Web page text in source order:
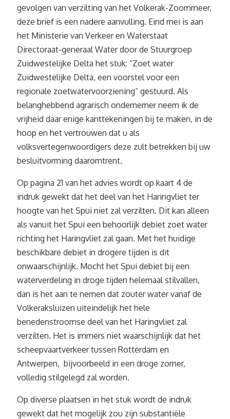
gevolgen van verzilting van het Volkerak-Zoommeer,
deze brief is een nadere aanvulling. Eind mei is aan
het Ministerie van Verkeer en Waterstaat
Directoraat-generaal Water door de Stuurgroep
Zuidwestelijke Delta het stuk: “Zoet water
Zuidwestelijke Delta, een voorstel voor een
regionale zoetwatervoorziening” gestuurd. Als
belanghebbend agrarisch ondernemer neem ik de
vrijheid daar enige kanttekeningen bij te maken, in de
hoop en het vertrouwen dat u als
volksvertegenwoordigers deze zult betrekken bij uw
besluitvorming daaromtrent.
Op pagina 21 van het advies wordt op kaart 4 de
indruk gewekt dat het deel van het Haringvliet ter
hoogte van het Spui niet zal verzilten. Dit kan alleen
als vanuit het Spui een behoorlijk debiet zoet water
richting het Haringvliet zal gaan. Met het huidige
beschikbare debiet in drogere tijden is dit
onwaarschijnlijk. Mocht het Spui debiet bij een
waterverdeling in droge tijden helemaal stilvallen,
dan is het aan te nemen dat zouter water vanaf de
Volkeraksluizen uiteindelijk het hele
benedenstroomse deel van het Haringvliet zal
verzilten. Het is immers niet waarschijnlijk dat het
scheepvaartverkeer tussen Rotterdam en
Antwerpen, bijvoorbeeld in een droge zomer,
volledig stilgelegd zal worden.
Op diverse plaatsen in het stuk wordt de indruk
gewekt dat het mogelijk zou zijn substantiële